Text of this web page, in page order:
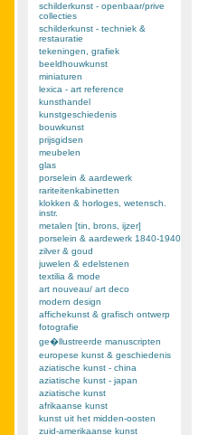
schilderkunst - openbaar/prive
collecties
schilderkunst - techniek &
restauratie
tekeningen, grafiek
beeldhouwkunst
miniaturen
lexica - art reference
kunsthandel
kunstgeschiedenis
bouwkunst
prijsgidsen
meubelen
glas
porselein & aardewerk
rariteitenkabinetten
klokken & horloges, wetensch.
instr.
metalen [tin, brons, ijzer]
porselein & aardewerk 1840-1940
zilver & goud
juwelen & edelstenen
textilia & mode
art nouveau/ art deco
modern design
affichekunst & grafisch ontwerp
fotografie
ge�llustreerde manuscripten
europese kunst & geschiedenis
aziatische kunst - china
aziatische kunst - japan
aziatische kunst
afrikaanse kunst
kunst uit het midden-oosten
zuid-amerikaanse kunst